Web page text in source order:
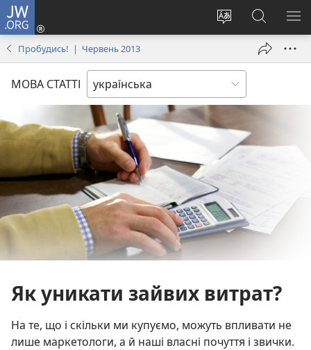
JW.ORG
Змінити
Увійти
(відкривається
вікні)
Пошук
на
сайті
Пробудись! | Червень 2013
МОВА СТАТТІ
Як уникати зайвих витрат?
На те, що і скільки ми купуємо, можуть впливати не
лише маркетологи, а й наші власні почуття і звички.